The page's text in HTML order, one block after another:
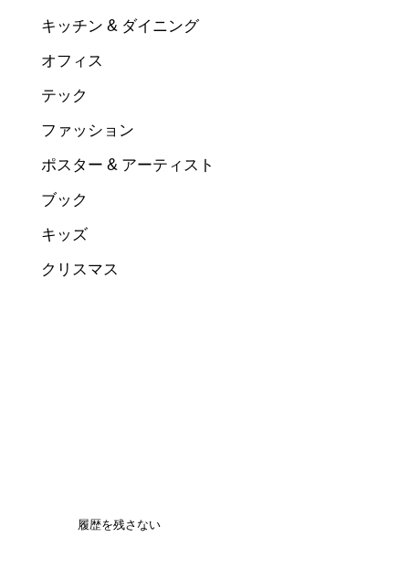
キッチン & ダイニング
オフィス
テック
ファッション
ポスター & アーティスト
ブック
キッズ
クリスマス
履歴を残さない